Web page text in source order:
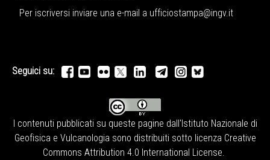
Per iscriversi inviare una e-mail a ufficiostampa@ingv.it
Seguici su:
I contenuti pubblicati su queste pagine dall' Istituto Nazionale di
Geofisica e Vulcanologia sono distribuiti sotto licenza Creative
Commons Attribution 4.0 International License.